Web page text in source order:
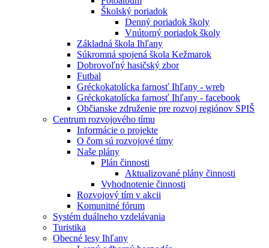
Školský poriadok
Denný poriadok školy
Vnútorný poriadok školy
Základná škola Ihľany
Súkromná spojená škola Kežmarok
Dobrovoľný hasičský zbor
Futbal
Gréckokatolícka farnosť Ihľany - wreb
Gréckokatolícka farnosť Ihľany - facebook
Občianske združenie pre rozvoj regiónov SPIŠ
Centrum rozvojového tímu
Informácie o projekte
O čom sú rozvojové tímy
Naše plány
Plán činnosti
Aktualizované plány činnosti
Vyhodnotenie činnosti
Rozvojový tím v akcii
Komunitné fórum
Systém duálneho vzdelávania
Turistika
Obecné lesy Ihľany